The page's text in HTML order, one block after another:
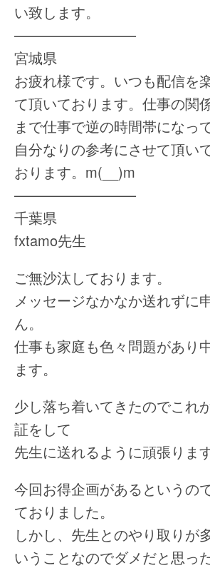
い致します。
————————–
宮城県
お疲れ様です。いつも配信を
て頂いております。仕事の関
まで仕事で逆の時間帯になっ
自分なりの参考にさせて頂い
おります。m(__)m
————————–
千葉県
fxtamo先生
ご無沙汰しております。
メッセージなかなか送れずに
ん。
仕事も家庭も色々問題があり
ます。
少し落ち着いてきたのでこれ
証をして
先生に送れるように頑張ります
今回お得企画があるというの
ておりました。
しかし、先生とのやり取りが
いうことなのでダメだと思っ